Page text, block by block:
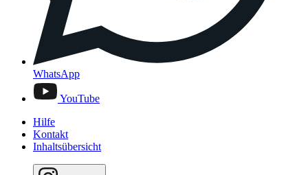
WhatsApp
YouTube
Hilfe
Kontakt
Inhaltsübersicht